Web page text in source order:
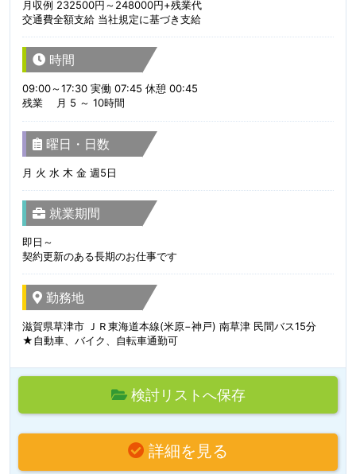
月収例 232500円～248000円+残業代
交通費全額支給 当社規定に基づき支給
時間
09:00～17:30 実働 07:45 休憩 00:45
残業 月 5 ～ 10時間
曜日・日数
月 火 水 木 金 週5日
就業期間
即日～
契約更新のある長期のお仕事です
勤務地
滋賀県草津市 ＪＲ東海道本線(米原−神戸) 南草津 民間バス15分
★自動車、バイク、自転車通勤可
検討リストへ保存
詳細を見る